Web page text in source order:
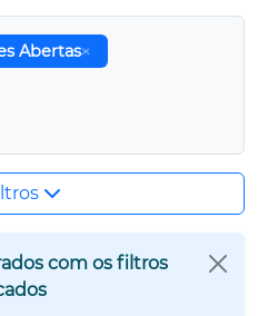
Abertas
com os filtros